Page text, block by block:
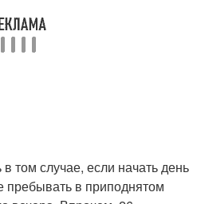
том случае, если начать день
пребывать в приподнятом